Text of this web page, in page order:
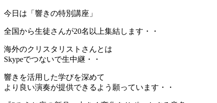
今日は「響きの特別講座」
全国から生徒さんが20名以上集結します・・
海外のクリスタリストさんとは
Skypeでつないで生中継・・
響きを活用した学びを深めて
より良い演奏が提供できるよう願っています・・